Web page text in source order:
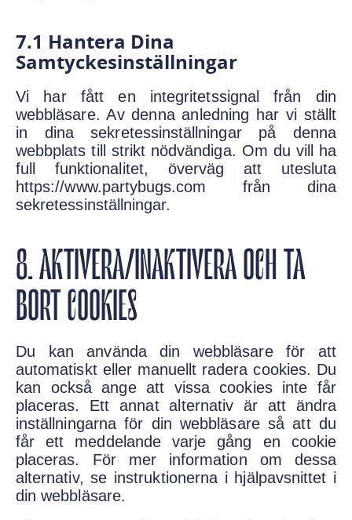
7.1 Hantera Dina
Samtyckesinställningar
Vi har fått en integritetssignal från din
webbläsare. Av denna anledning har vi ställt
in dina sekretessinställningar på denna
webbplats till strikt nödvändiga. Om du vill ha
full funktionalitet, överväg att utesluta
https://www.partybugs.com från dina
sekretessinställningar.
8. AKTIVERA/INAKTIVERA OCH TA
BORT COOKIES
Du kan använda din webbläsare för att
automatiskt eller manuellt radera cookies. Du
kan också ange att vissa cookies inte får
placeras. Ett annat alternativ är att ändra
inställningarna för din webbläsare så att du
får ett meddelande varje gång en cookie
placeras. För mer information om dessa
alternativ, se instruktionerna i hjälpavsnittet i
din webbläsare.